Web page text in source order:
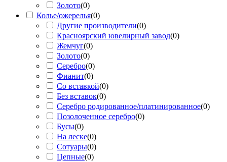
Золото(0)
Колье/ожерелья(0)
Другие производители(0)
Красноярский ювелирный завод(0)
Жемчуг(0)
Золото(0)
Серебро(0)
Фианит(0)
Со вставкой(0)
Без вставок(0)
Серебро родированное/платинированное(0)
Позолоченное серебро(0)
Бусы(0)
На леске(0)
Сотуары(0)
Цепные(0)